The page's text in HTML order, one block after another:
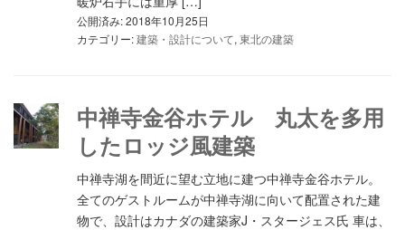
公開済み: 2018年10月25日
カテゴリー:建築・設計について, 東北の建築
中禅寺金谷ホテル 丸太を多用
したロッジ風建築
中禅寺湖を間近に望む立地に建つ中禅寺金谷ホテル。
全てのゲストルームが中禅寺湖に向いて配置された建
物で、設計はカナダの建築家J・スタージェス氏 車は、